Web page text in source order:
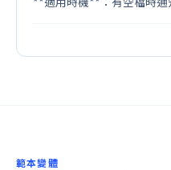
範本變體